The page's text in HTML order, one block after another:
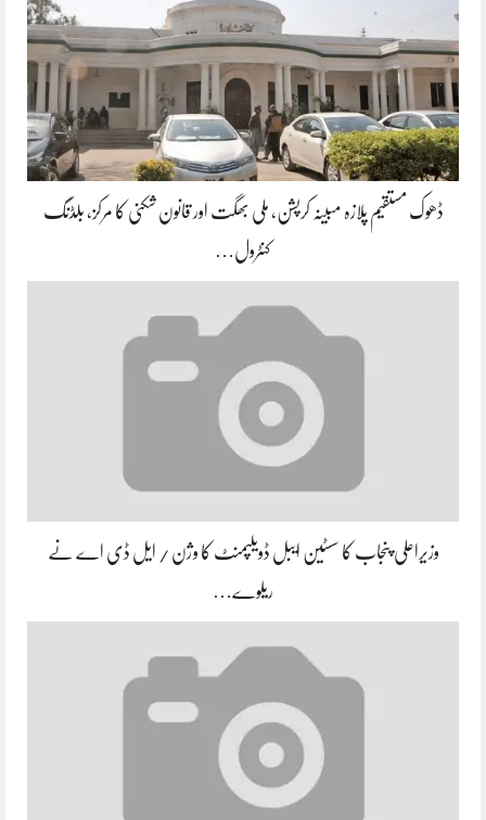
ڈھوک مستقیم پلازہ مبینہ کرپشن، ملی بھگت اور قانون شکنی کا مرکز، بلڈنگ
کنٹرول…
وزیراعلی پنجاب کا سسٹین ایبل ڈویلپمنٹ کا وژن / ایل ڈی اے نے
ریلوے…